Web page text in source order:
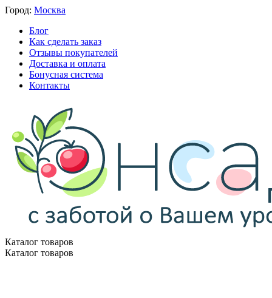
Город: Москва
Блог
Как сделать заказ
Отзывы покупателей
Доставка и оплата
Бонусная система
Контакты
Каталог товаров
Каталог товаров